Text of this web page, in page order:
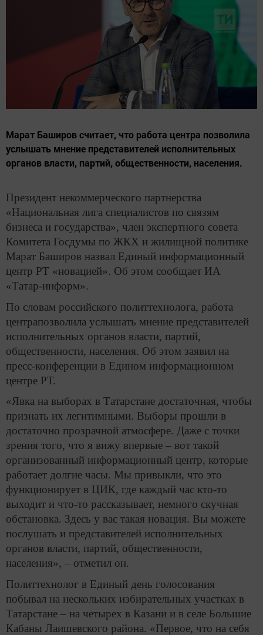
Марат Баширов считает, что работа центра позволила
услышать мнение представителей исполнительных
органов власти, партий, общественности, населения.
Президент некоммерческого партнерства
«Национальная лига специалистов по связям
бизнеса и государства», член экспертного совета
Комитета Госдумы по ЖКХ и жилищной политике
Марат Баширов назвал Единый информационный
центр РТ «новацией». Об этом сообщает ИА
«Татар-информ».
По словам российского политтехнолога, работа
центрапозволила услышать мнение представителей
исполнительных органов власти, партий,
общественности, населения. Об этом заявил на
пресс-конференции в Едином информационном
центре РТ.
«Явка на выборах в Татарстане достаточная, чтобы
признать их легитимными. Выборы прошли в
достаточно прозрачной атмосфере. Даже с точки
зрения того, что я вижу впервые – вот такой
организованный информационный центр, которые
работает долгие часы. Мы привыкли, что это
функционирует в ЦИК, где каждый час кто-то
выходит и что-то рассказывает, немного скучная
обстановка. Здесь у вас такая новация. Вы можете
послушать и представителей исполнительных
органов власти, партий, общественности,
населения», – отметил он.
Политтехнолог в Единый день голосования
побывал на нескольких избирательных участках в
Татарстане – на четырех в Казани и в селе Большие
Кабаны Лаишевского района. «Первое, что на себя